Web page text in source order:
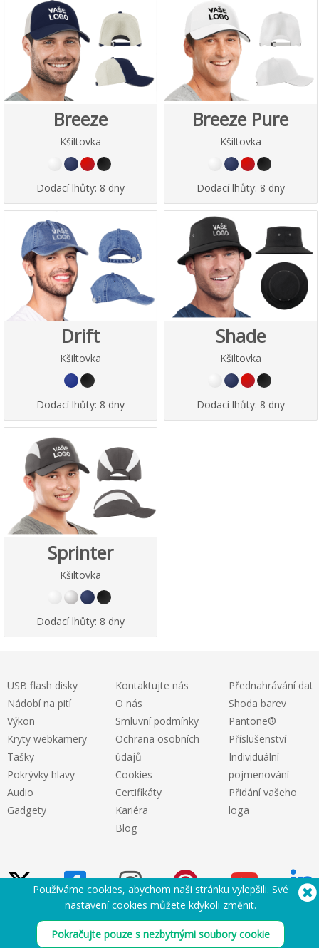
Breeze
Kšiltovka
Dodací lhůty: 8 dny
Breeze Pure
Kšiltovka
Dodací lhůty: 8 dny
Drift
Kšiltovka
Dodací lhůty: 8 dny
Shade
Kšiltovka
Dodací lhůty: 8 dny
Sprinter
Kšiltovka
Dodací lhůty: 8 dny
USB flash disky
Nádobí na pití
Výkon
Kryty webkamery
Tašky
Pokrývky hlavy
Audio
Gadgety
Kontaktujte nás
O nás
Smluvní podmínky
Ochrana osobních
údajů
Cookies
Certifikáty
Kariéra
Blog
Přednahrávání dat
Shoda barev
Pantone®
Příslušenství
Individuální
pojmenování
Přidání vašeho
loga
Potřebujete pomoc? Tel.:(650) 938-3500 (US)
Používáme cookies, abychom naši stránku vylepšili. Své
nastavení cookies můžete kdykoli změnit.
Pokračujte pouze s nezbytnými soubory cookie